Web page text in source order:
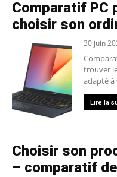
Comparatif PC
choisir son
30 juin
trouver
adapté à
Lire la
Choisir son
– comparatif